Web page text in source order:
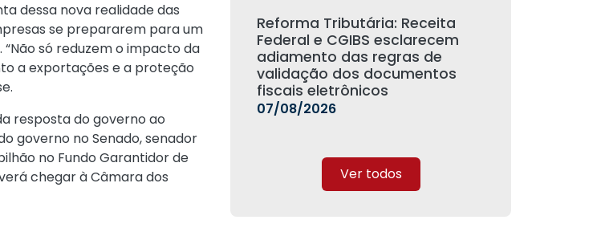
dessa nova realidade das
se prepararem para um
só reduzem o impacto da
a exportações e a proteção
resposta do governo ao
governo no Senado, senador
no Fundo Garantidor de
chegar à Câmara dos
Reforma Tributária: Receita
Federal e CGIBS esclarecem
adiamento das regras de
validação dos documentos
fiscais eletrônicos
07/08/2026
Ver todos